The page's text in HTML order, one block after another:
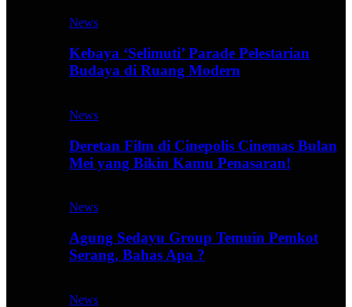
News
Kebaya ‘Selimuti’ Parade Pelestarian
Budaya di Ruang Modern
News
Deretan Film di Cinepolis Cinemas Bulan
Mei yang Bikin Kamu Penasaran!
News
Agung Sedayu Group Temuin Pemkot
Serang, Bahas Apa ?
News